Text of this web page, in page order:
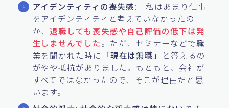
アイデンティティの喪失感: 私はあまり仕事
をアイデンティティと考えていなかったの
か、退職しても喪失感や自己評価の低下は発
生しませんでした。ただ、セミナーなどで職
業を聞かれた時に 「現在は無職」
と答えるの
がやや抵抗がありました。もともと、会社が
すべてではなかったので、そこが理由だと思
います。